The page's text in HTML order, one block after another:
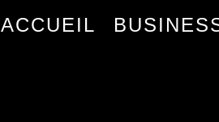
ACCUEIL